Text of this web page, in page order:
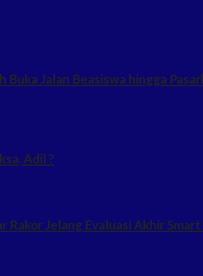
Jalan Beasiswa hingga
Adil ?
Rakor Jelang Evaluasi Akhir